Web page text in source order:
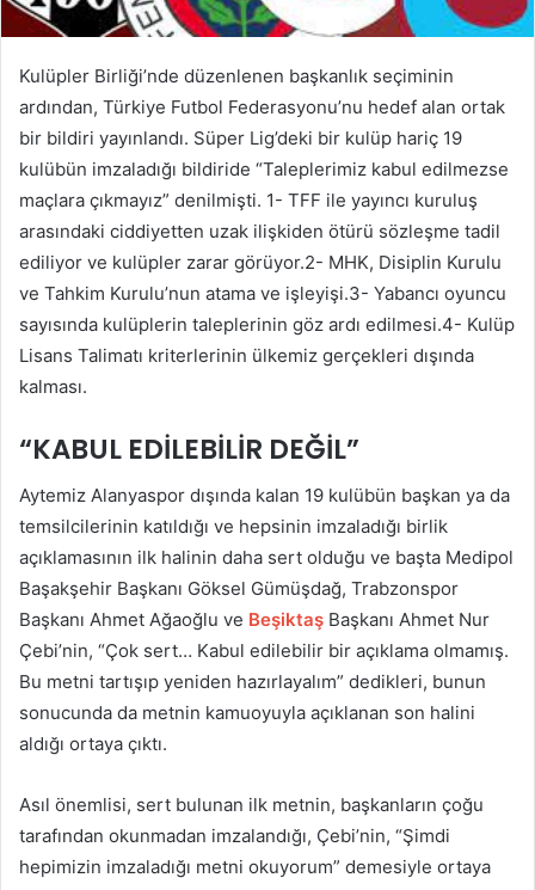
Kulüpler Birliği’nde düzenlenen başkanlık seçiminin
ardından, Türkiye Futbol Federasyonu’nu hedef alan ortak
bir bildiri yayınlandı. Süper Lig’deki bir kulüp hariç 19
kulübün imzaladığı bildiride “Taleplerimiz kabul edilmezse
maçlara çıkmayız” denilmişti. 1- TFF ile yayıncı kuruluş
arasındaki ciddiyetten uzak ilişkiden ötürü sözleşme tadil
ediliyor ve kulüpler zarar görüyor.2- MHK, Disiplin Kurulu
ve Tahkim Kurulu’nun atama ve işleyişi.3- Yabancı oyuncu
sayısında kulüplerin taleplerinin göz ardı edilmesi.4- Kulüp
Lisans Talimatı kriterlerinin ülkemiz gerçekleri dışında
kalması.
“KABUL EDİLEBİLİR DEĞİL”
Aytemiz Alanyaspor dışında kalan 19 kulübün başkan ya da
temsilcilerinin katıldığı ve hepsinin imzaladığı birlik
açıklamasının ilk halinin daha sert olduğu ve başta Medipol
Başakşehir Başkanı Göksel Gümüşdağ, Trabzonspor
Başkanı Ahmet Ağaoğlu ve Beşiktaş Başkanı Ahmet Nur
Çebi’nin, “Çok sert… Kabul edilebilir bir açıklama olmamış.
Bu metni tartışıp yeniden hazırlayalım” dedikleri, bunun
sonucunda da metnin kamuoyuyla açıklanan son halini
aldığı ortaya çıktı.
Asıl önemlisi, sert bulunan ilk metnin, başkanların çoğu
tarafından okunmadan imzalandığı, Çebi’nin, “Şimdi
hepimizin imzaladığı metni okuyorum” demesiyle ortaya